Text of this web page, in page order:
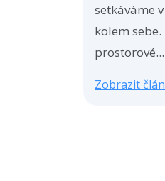
setkáváme
kolem
prostorové...
Zobrazit